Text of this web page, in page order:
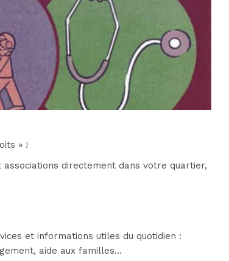
» !
directement dans votre quartier,
et informations utiles du quotidien :
aide aux familles…